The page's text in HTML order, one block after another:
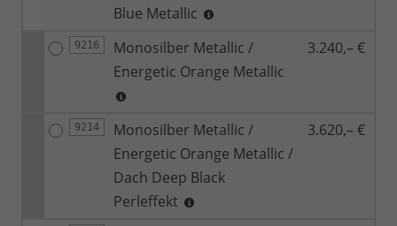
Blue Metallic
9216
Monosilber Metallic /
Energetic Orange Metallic
3.240,– €
9214
Monosilber Metallic /
Energetic Orange Metallic /
Dach Deep Black
Perleffekt
3.620,– €